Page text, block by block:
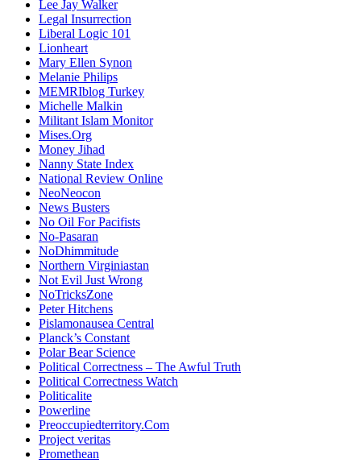
Lee Jay Walker
Legal Insurrection
Liberal Logic 101
Lionheart
Mary Ellen Synon
Melanie Philips
MEMRIblog Turkey
Michelle Malkin
Militant Islam Monitor
Mises.Org
Money Jihad
Nanny State Index
National Review Online
NeoNeocon
News Busters
No Oil For Pacifists
No-Pasaran
NoDhimmitude
Northern Virginiastan
Not Evil Just Wrong
NoTricksZone
Peter Hitchens
Pislamonausea Central
Planck’s Constant
Polar Bear Science
Political Correctness – The Awful Truth
Political Correctness Watch
Politicalite
Powerline
Preoccupiedterritory.Com
Project veritas
Promethean